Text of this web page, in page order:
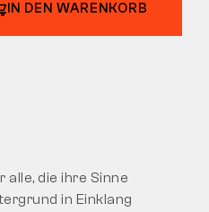
IN DEN WARENKORB
die ihre Sinne
in Einklang